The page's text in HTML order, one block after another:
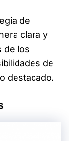
de
clara y
de los
de
destacado.